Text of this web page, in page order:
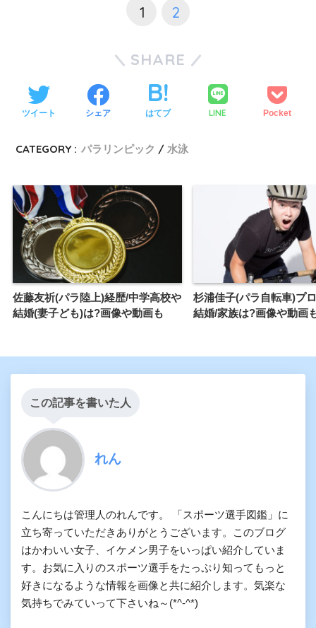
1 2
SHARE
ツイート シェア はてブ LINE Pocket
CATEGORY : パラリンピック 水泳
佐藤友祈(パラ陸上)経歴/中学高校や
結婚(妻子ども)は?画像や動画も
杉浦佳子(パラ自転車)プ
結婚/家族は?画像や動画
この記事を書いた人
れん
こんにちは管理人のれんです。 「スポーツ選手図鑑」に
立ち寄っていただきありがとうございます。このブログ
はかわいい女子、イケメン男子をいっぱい紹介していま
す。お気に入りのスポーツ選手をたっぷり知ってもっと
好きになるような情報を画像と共に紹介します。気楽な
気持ちでみていって下さいね～(*^-^*)